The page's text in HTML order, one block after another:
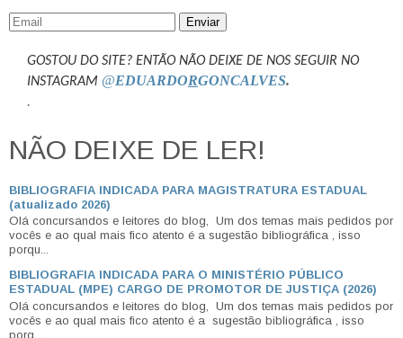
Enviar
GOSTOU DO SITE? ENTÃO NÃO DEIXE DE NOS SEGUIR NO
INSTAGRAM @EDUARDORGONCALVES.
.
NÃO DEIXE DE LER!
BIBLIOGRAFIA INDICADA PARA MAGISTRATURA ESTADUAL
(atualizado 2026)
Olá concursandos e leitores do blog, Um dos temas mais pedidos por
vocês e ao qual mais fico atento é a sugestão bibliográfica , isso
porqu...
BIBLIOGRAFIA INDICADA PARA O MINISTÉRIO PÚBLICO
ESTADUAL (MPE) CARGO DE PROMOTOR DE JUSTIÇA (2026)
Olá concursandos e leitores do blog, Um dos temas mais pedidos por
vocês e ao qual mais fico atento é a sugestão bibliográfica , isso
porq...